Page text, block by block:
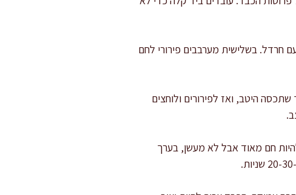
ביצים עם חרדל. בשלישית מערבבים פירורי לחם
היטב, ואז לפירורים ולוחצים
מחממים שמן לעומק 1.5-2 ס"מ. השמן צריך להיות חם מאוד אבל לא מעשן, בערך